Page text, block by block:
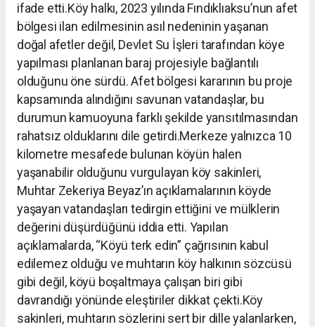
ifade etti.Köy halkı, 2023 yılında Fındıklıaksu’nun afet
bölgesi ilan edilmesinin asıl nedeninin yaşanan
doğal afetler değil, Devlet Su İşleri tarafından köye
yapılması planlanan baraj projesiyle bağlantılı
olduğunu öne sürdü. Afet bölgesi kararının bu proje
kapsamında alındığını savunan vatandaşlar, bu
durumun kamuoyuna farklı şekilde yansıtılmasından
rahatsız olduklarını dile getirdi.Merkeze yalnızca 10
kilometre mesafede bulunan köyün halen
yaşanabilir olduğunu vurgulayan köy sakinleri,
Muhtar Zekeriya Beyaz’ın açıklamalarının köyde
yaşayan vatandaşları tedirgin ettiğini ve mülklerin
değerini düşürdüğünü iddia etti. Yapılan
açıklamalarda, “Köyü terk edin” çağrısının kabul
edilemez olduğu ve muhtarın köy halkının sözcüsü
gibi değil, köyü boşaltmaya çalışan biri gibi
davrandığı yönünde eleştiriler dikkat çekti.Köy
sakinleri, muhtarın sözlerini sert bir dille yalanlarken,